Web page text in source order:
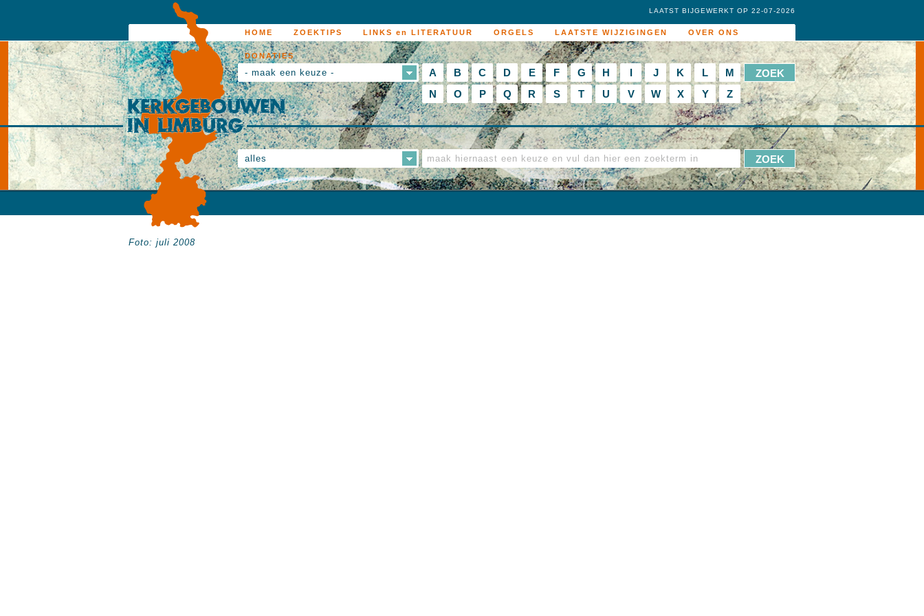
HOME ZOEKTIPS LINKS en LITERATUUR ORGELS LAATSTE WIJZIGINGEN OVER ONS
DONATIES
LAATST BIJGEWERKT OP 22-07-2026
- maak een keuze - A B C D E F G H I J K L
M
N
O P Q R S T U V W X Y Z
alles
Foto: juli 2008